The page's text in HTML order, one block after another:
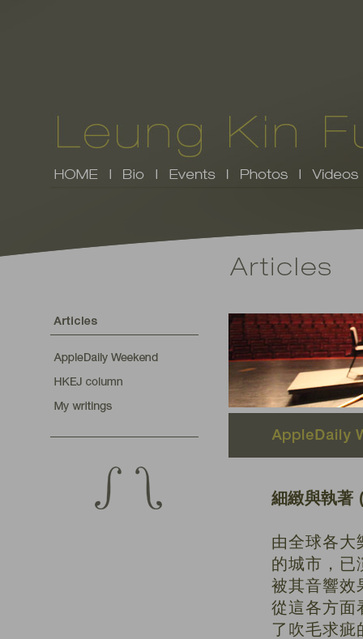
細緻與執著
由全球各大
的城市，已
被其音響效
從這各方面
了吹毛求疵